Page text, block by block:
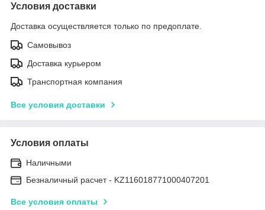
Условия доставки
Доставка осуществляется только по предоплате.
Самовывоз
Доставка курьером
Транспортная компания
Все условия доставки
Условия оплаты
Наличными
Безналичный расчет - KZ116018771000407201
Все условия оплаты